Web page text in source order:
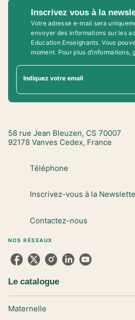
Inscrivez vous à la
Votre adresse e-mail sera
envoyer des informations sur les
Education Enseignants. Vous
moment. Pour plus d’informations,
Indiquez votre email
58 rue Jean Bleuzen, CS 70007
92178 Vanves Cedex, France
Téléphone
Inscrivez-vous à la
Contactez-nous
NOS RÉSEAUX
Le catalogue
Maternelle